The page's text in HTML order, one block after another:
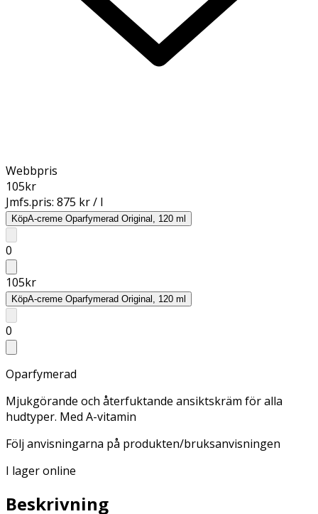
Webbpris
105kr
Jmfs.pris: 875 kr / l
KöpA-creme Oparfymerad Original, 120 ml
0
105kr
KöpA-creme Oparfymerad Original, 120 ml
0
Oparfymerad
Mjukgörande och återfuktande ansiktskräm för alla
hudtyper. Med A-vitamin
Följ anvisningarna på produkten/bruksanvisningen
I lager online
Beskrivning